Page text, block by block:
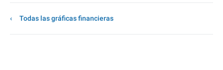
Todas las gráficas financieras